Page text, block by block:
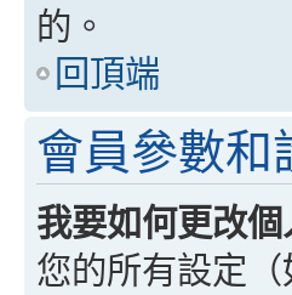
的。
回頂端
會員參數和
我要如何更改個
您的所有設定